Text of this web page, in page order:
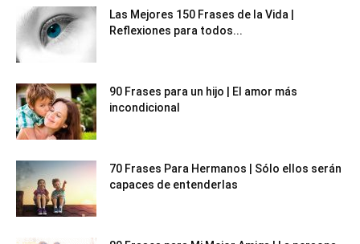
Las Mejores 150 Frases de la Vida |
Reflexiones para todos...
90 Frases para un hijo | El amor más
incondicional
70 Frases Para Hermanos | Sólo ellos serán
capaces de entenderlas